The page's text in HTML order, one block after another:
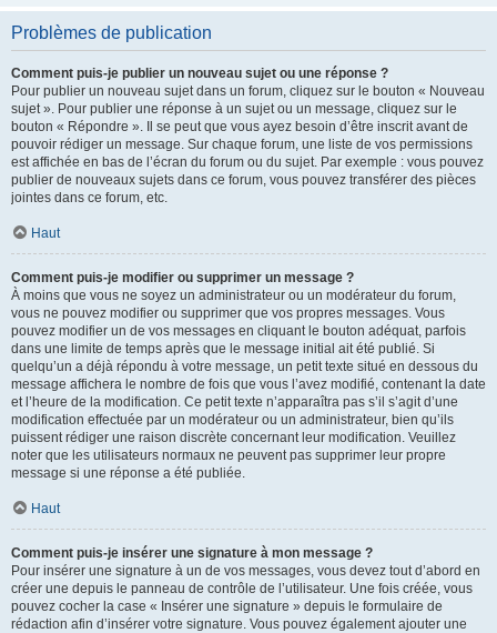
Problèmes de publication
Comment puis-je publier un nouveau sujet ou une réponse ?
Pour publier un nouveau sujet dans un forum, cliquez sur le bouton « Nouveau
sujet ». Pour publier une réponse à un sujet ou un message, cliquez sur le
bouton « Répondre ». Il se peut que vous ayez besoin d’être inscrit avant de
pouvoir rédiger un message. Sur chaque forum, une liste de vos permissions
est affichée en bas de l’écran du forum ou du sujet. Par exemple : vous pouvez
publier de nouveaux sujets dans ce forum, vous pouvez transférer des pièces
jointes dans ce forum, etc.
Haut
Comment puis-je modifier ou supprimer un message ?
À moins que vous ne soyez un administrateur ou un modérateur du forum,
vous ne pouvez modifier ou supprimer que vos propres messages. Vous
pouvez modifier un de vos messages en cliquant le bouton adéquat, parfois
dans une limite de temps après que le message initial ait été publié. Si
quelqu’un a déjà répondu à votre message, un petit texte situé en dessous du
message affichera le nombre de fois que vous l’avez modifié, contenant la date
et l’heure de la modification. Ce petit texte n’apparaîtra pas s’il s’agit d’une
modification effectuée par un modérateur ou un administrateur, bien qu’ils
puissent rédiger une raison discrète concernant leur modification. Veuillez
noter que les utilisateurs normaux ne peuvent pas supprimer leur propre
message si une réponse a été publiée.
Haut
Comment puis-je insérer une signature à mon message ?
Pour insérer une signature à un de vos messages, vous devez tout d’abord en
créer une depuis le panneau de contrôle de l’utilisateur. Une fois créée, vous
pouvez cocher la case « Insérer une signature » depuis le formulaire de
rédaction afin d’insérer votre signature. Vous pouvez également ajouter une